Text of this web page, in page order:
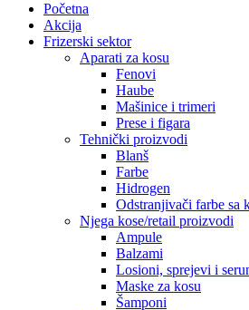
Početna
Akcija
Frizerski sektor
Aparati za kosu
Fenovi
Haube
Mašinice i trimeri
Prese i figara
Tehnički proizvodi
Blanš
Farbe
Hidrogen
Odstranjivači farbe sa
Njega kose/retail proizvodi
Ampule
Balzami
Losioni, sprejevi i
Maske za kosu
Šamponi